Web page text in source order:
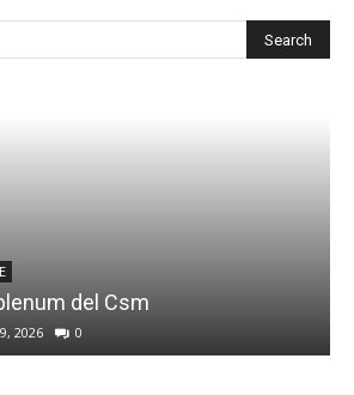
del Csm
2026 0